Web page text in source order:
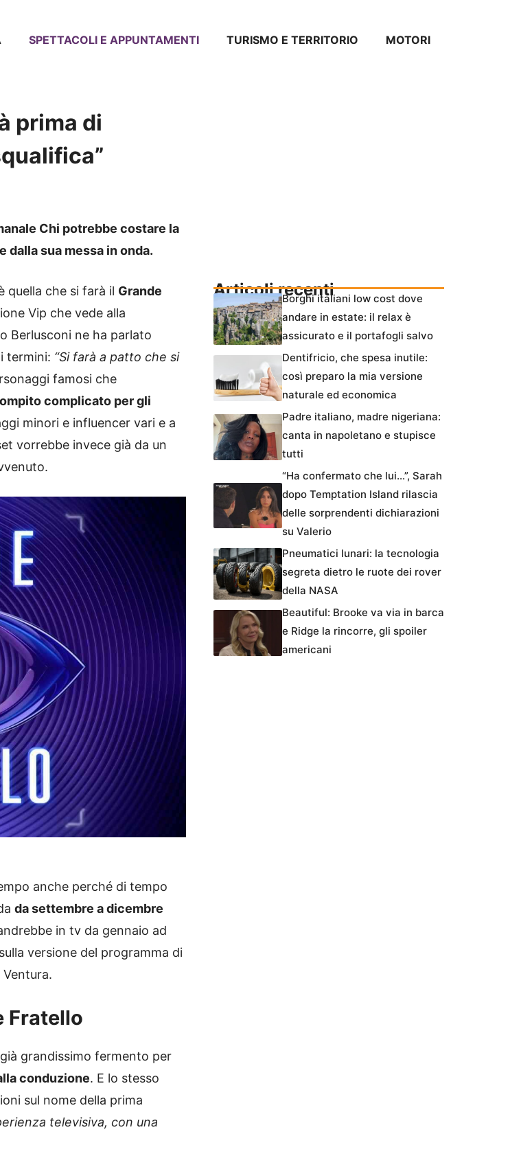
SPETTACOLI E APPUNTAMENTI TURISMO E TERRITORIO MOTORI
prima di
Chi potrebbe costare la
dalla sua messa in onda.
quella che si farà il Grande
Vip che vede alla
Berlusconi ne ha parlato
termini: “Si farà a patto che si
famosi che
complicato per gli
minori e influencer vari e a
vorrebbe invece già da un
anche perché di tempo
da settembre a dicembre
in tv da gennaio ad
versione del programma di
Fratello
grandissimo fermento per
conduzione. E lo stesso
sul nome della prima
televisiva, con una
Articoli recentiBorghi italiani low cost dove
andare in estate: il relax è
assicurato e il portafogli salvo
Dentifricio, che spesa inutile:
così preparo la mia versione
naturale ed economica
Padre italiano, madre nigeriana:
canta in napoletano e stupisce
tutti
“Ha confermato che lui…”, Sarah
dopo Temptation Island rilascia
delle sorprendenti dichiarazioni
su Valerio
Pneumatici lunari: la tecnologia
segreta dietro le ruote dei rover
della NASA
Beautiful: Brooke va via in barca
e Ridge la rincorre, gli spoiler
americani